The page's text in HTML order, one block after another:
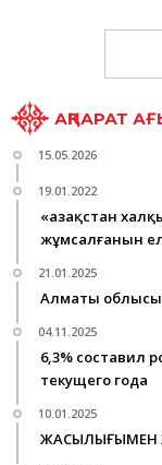
АҚПАРАТ
15.05.2026
19.01.2022
«Қазақстан
жұмсалғанын
21.01.2025
Алматы
04.11.2025
6,3% составил
текущего года
10.01.2025
ЖАҚСЫЛЫҒЫМЕН